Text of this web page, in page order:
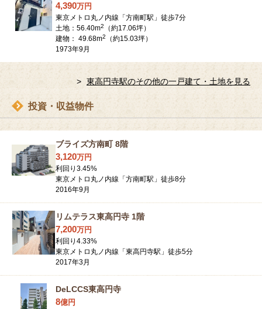
4,390万円
東京メトロ丸ノ内線「方南町駅」徒歩7分
土地：56.40m2
（約17.06坪）
建物： 49.68m2
（約15.03坪）
1973年9月
東高円寺駅のその他の一戸建て・土地を見る
投資・収益物件
ブライズ方南町 8階
3,120万円
利回り 3.45%
東京メトロ丸ノ内線「方南町駅」徒歩8分
2016年9月
リムテラス東高円寺 1階
7,200万円
利回り 4.33%
東京メトロ丸ノ内線「東高円寺駅」徒歩5分
2017年3月
DeLCCS東高円寺
8億円